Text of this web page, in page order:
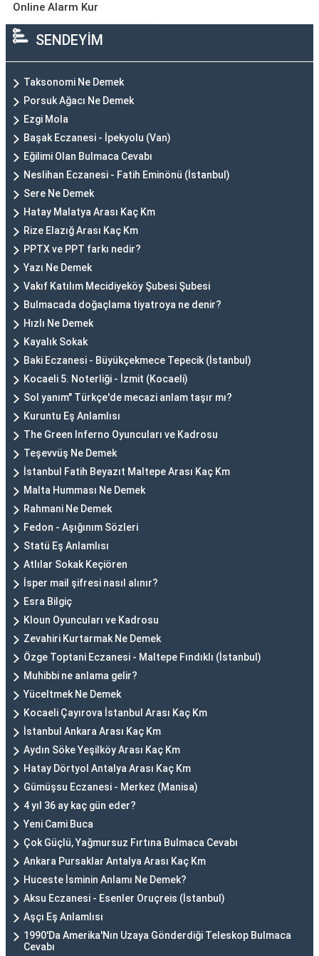
Online Alarm Kur
SENDEYİM
Taksonomi Ne Demek
Porsuk Ağacı Ne Demek
Ezgi Mola
Başak Eczanesi - İpekyolu (Van)
Eğilimi Olan Bulmaca Cevabı
Neslihan Eczanesi - Fatih Eminönü (İstanbul)
Sere Ne Demek
Hatay Malatya Arası Kaç Km
Rize Elazığ Arası Kaç Km
PPTX ve PPT farkı nedir?
Yazı Ne Demek
Vakıf Katılım Mecidiyeköy Şubesi Şubesi
Bulmacada doğaçlama tiyatroya ne denir?
Hızlı Ne Demek
Kayalık Sokak
Baki Eczanesi - Büyükçekmece Tepecik (İstanbul)
Kocaeli 5. Noterliği - İzmit (Kocaeli)
Sol yanım" Türkçe'de mecazi anlam taşır mı?
Kuruntu Eş Anlamlısı
The Green Inferno Oyuncuları ve Kadrosu
Teşevvüş Ne Demek
İstanbul Fatih Beyazıt Maltepe Arası Kaç Km
Malta Humması Ne Demek
Rahmani Ne Demek
Fedon - Aşığınım Sözleri
Statü Eş Anlamlısı
Atlılar Sokak Keçiören
İsper mail şifresi nasıl alınır?
Esra Bilgiç
Kloun Oyuncuları ve Kadrosu
Zevahiri Kurtarmak Ne Demek
Özge Toptani Eczanesi - Maltepe Fındıklı (İstanbul)
Muhibbi ne anlama gelir?
Yüceltmek Ne Demek
Kocaeli Çayırova İstanbul Arası Kaç Km
İstanbul Ankara Arası Kaç Km
Aydın Söke Yeşilköy Arası Kaç Km
Hatay Dörtyol Antalya Arası Kaç Km
Gümüşsu Eczanesi - Merkez (Manisa)
4 yıl 36 ay kaç gün eder?
Yeni Cami Buca
Çok Güçlü, Yağmursuz Fırtına Bulmaca Cevabı
Ankara Pursaklar Antalya Arası Kaç Km
Huceste İsminin Anlamı Ne Demek?
Aksu Eczanesi - Esenler Oruçreis (İstanbul)
Aşçı Eş Anlamlısı
1990'Da Amerika'Nın Uzaya Gönderdiği Teleskop Bulmaca
Cevabı